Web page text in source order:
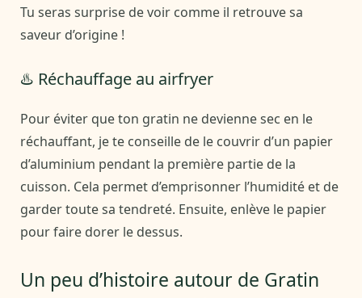
Tu seras surprise de voir comme il retrouve sa
saveur d’origine !
♨️ Réchauffage au airfryer
Pour éviter que ton gratin ne devienne sec en le
réchauffant, je te conseille de le couvrir d’un papier
d’aluminium pendant la première partie de la
cuisson. Cela permet d’emprisonner l’humidité et de
garder toute sa tendreté. Ensuite, enlève le papier
pour faire dorer le dessus.
Un peu d’histoire autour de Gratin